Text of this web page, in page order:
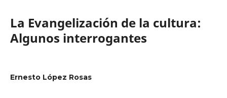
La Evangelización de la cultura:
Algunos interrogantes
Ernesto López Rosas